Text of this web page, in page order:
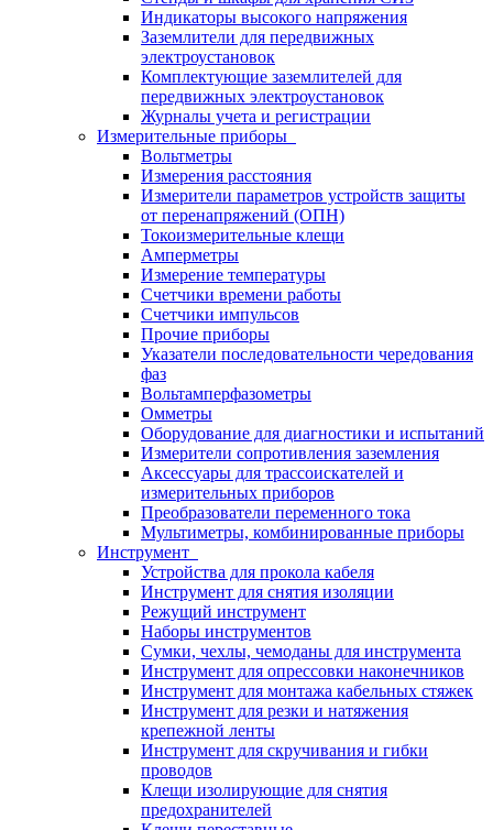
Индикаторы высокого напряжения
Заземлители для передвижных
электроустановок
Комплектующие заземлителей для
передвижных электроустановок
Журналы учета и регистрации
Измерительные приборы
Вольтметры
Измерения расстояния
Измерители параметров устройств защиты
от перенапряжений (ОПН)
Токоизмерительные клещи
Амперметры
Измерение температуры
Счетчики времени работы
Счетчики импульсов
Прочие приборы
Указатели последовательности чередования
фаз
Вольтамперфазометры
Омметры
Оборудование для диагностики и испытаний
Измерители сопротивления заземления
Аксессуары для трассоискателей и
измерительных приборов
Преобразователи переменного тока
Мультиметры, комбинированные приборы
Инструмент
Устройства для прокола кабеля
Инструмент для снятия изоляции
Режущий инструмент
Наборы инструментов
Сумки, чехлы, чемоданы для инструмента
Инструмент для опрессовки наконечников
Инструмент для монтажа кабельных стяжек
Инструмент для резки и натяжения
крепежной ленты
Инструмент для скручивания и гибки
проводов
Клещи изолирующие для снятия
предохранителей